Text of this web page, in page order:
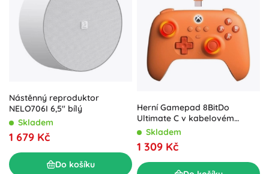
Nástěnný reproduktor
NELO706I 6,5" bílý
Skladem
1 679 Kč
Do košíku
Herní Gamepad 8BitDo
Ultimate C v kabelovém
provedení pro Xbox
Skladem
1 309 Kč